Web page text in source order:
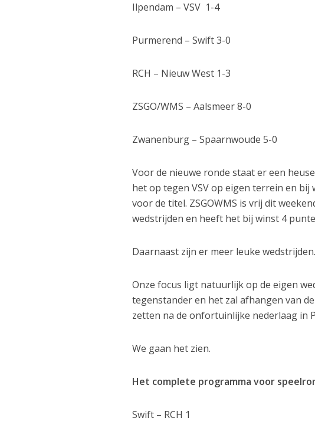
Ilpendam – VSV 1-4
Purmerend – Swift 3-0
RCH – Nieuw West 1-3
ZSGO/WMS – Aalsmeer 8-0
Zwanenburg – Spaarnwoude 5-0
Voor de nieuwe ronde staat er een
het op tegen VSV op eigen terrein en
voor de titel. ZSGOWMS is vrij dit
wedstrijden en heeft het bij winst 4
Daarnaast zijn er meer leuke wedstrijden.
Onze focus ligt natuurlijk op de eigen
tegenstander en het zal afhangen van
zetten na de onfortuinlijke nederlaag in
We gaan het zien.
Het complete programma voor
Swift – RCH 1